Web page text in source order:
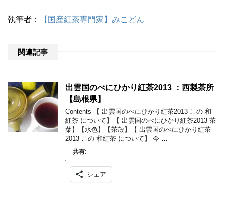
執筆者： 【国産紅茶専門家】みこどん
関連記事
出雲国のべにひかり紅茶2013 ：西製茶所
【島根県】
Contents 【 出雲国のべにひかり紅茶2013 この 和
紅茶 について】【 出雲国のべにひかり紅茶2013 茶
葉】【水色】【茶殻】【 出雲国のべにひかり紅茶
2013 この 和紅茶 について】 今 …
共有:
シェア